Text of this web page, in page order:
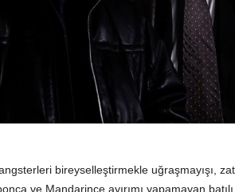
bireyselleştirmekle uğraşmayışı,
ve Mandarince ayırımı yapamayan